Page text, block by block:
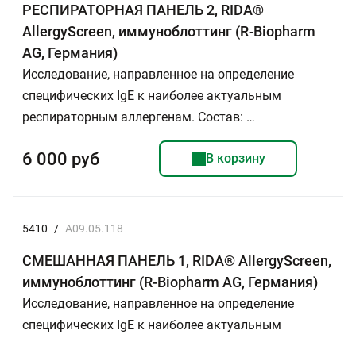
РЕСПИРАТОРНАЯ ПАНЕЛЬ 2, RIDA®
AllergyScreen, иммуноблоттинг (R-Biopharm
AG, Германия)
Исследование, направленное на определение
специфических IgE к наиболее актуальным
респираторным аллергенам. Состав: …
6 000 руб В корзину
5410 / A09.05.118
СМЕШАННАЯ ПАНЕЛЬ 1, RIDA® AllergyScreen,
иммуноблоттинг (R-Biopharm AG, Германия)
Исследование, направленное на определение
специфических IgE к наиболее актуальным